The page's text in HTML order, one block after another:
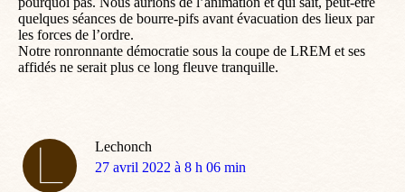
quelques séances de bourre-pifs avant évacuation des lieux par
les forces de l’ordre.
Notre ronronnante démocratie sous la coupe de LREM et ses
affidés ne serait plus ce long fleuve tranquille.
Lechonch
dit
27 avril 2022 à 8 h 06 min